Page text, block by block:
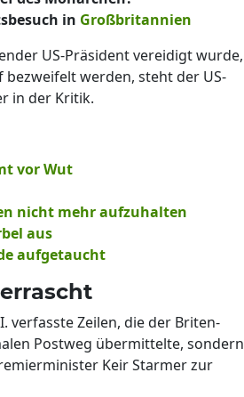
in Großbritannien
US-Präsident vereidigt wurde,
werden, steht der US-
in der Kritik.
vor Wut
nicht mehr aufzuhalten
aus
aufgetaucht
verfasste Zeilen, die der Briten-
Postweg übermittelte, sondern
Keir Starmer zur